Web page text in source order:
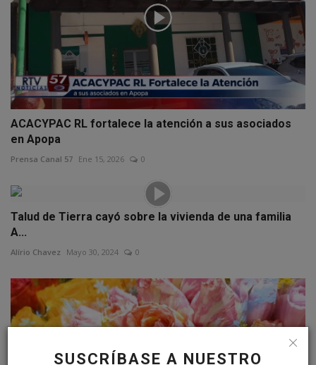
SUSCRÍBASE A NUESTRO
ACACYPAC RL fortalece la atención a sus asociados
en Apopa
Prensa Canal 57 Ene 15, 2026 0
Talud de Tierra cayó sobre la vivienda de una familia
A...
Alírio Chavez Mayo 30, 2024 0